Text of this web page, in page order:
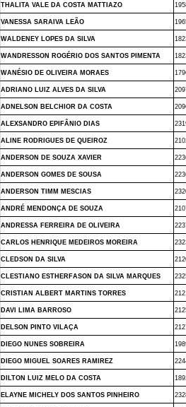
THALITA VALE DA COSTA MATTIAZO
VANESSA SARAIVA LEÃO
WALDENEY LOPES DA SILVA
WANDRESSON ROGÉRIO DOS SANTOS PIMENTA
WANÉSIO DE OLIVEIRA MORAES
ADRIANO LUIZ ALVES DA SILVA
ADNELSON BELCHIOR DA COSTA
ALEXSANDRO EPIFÂNIO DIAS
ALINE RODRIGUES DE QUEIROZ
ANDERSON DE SOUZA XAVIER
ANDERSON GOMES DE SOUSA
ANDERSON TIMM MESCIAS
ANDRÉ MENDONÇA DE SOUZA
ANDRESSA FERREIRA DE OLIVEIRA
CARLOS HENRIQUE MEDEIROS MOREIRA
CLEDSON DA SILVA
CLESTIANO ESTHERFASON DA SILVA MARQUES
CRISTIAN ALBERT MARTINS TORRES
DAVI LIMA BARROSO
DELSON PINTO VILAÇA
DIEGO NUNES SOBREIRA
DIEGO MIGUEL SOARES RAMIREZ
DILTON LUIZ MELO DA COSTA
ELAYNE MICHELY DOS SANTOS PINHEIRO